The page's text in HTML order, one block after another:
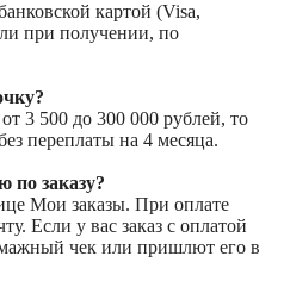
картой (Visa,
при получении, по
3 500 до 300 000 рублей, то
переплаты на 4 месяца.
по заказу?
Мои заказы. При оплате
Если у вас заказ с оплатой
чек или пришлют его в